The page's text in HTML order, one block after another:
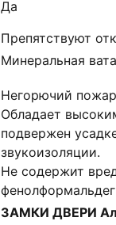
Да
Препятствуют
Минеральная вата
Негорючий
Обладает
подвержен
звукоизоляции.
Не содержит
ЗАМКИ ДВЕРИ